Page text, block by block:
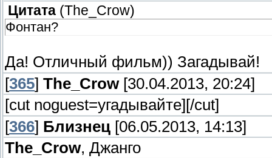
Цитата (The_Crow)
Фонтан?
Да! Отличный фильм)) Загадывай!
[365] The_Crow[30.04.2013, 20:24]
[cut noguest=угадывайте] [/cut]
[366] Близнец [06.05.2013, 14:13]
The_Crow, Джанго